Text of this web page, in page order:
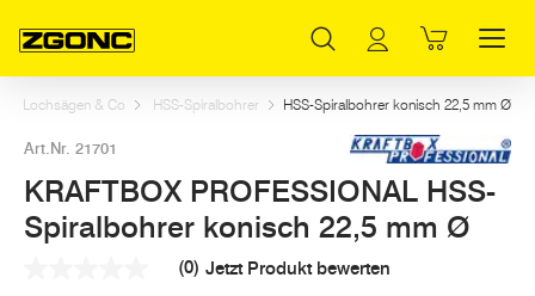
Lochsägen & Co HSS-Spiralbohrer HSS-Spiralbohrer konisch 22,5 mm Ø
Art.Nr. 21701
KRAFTBOX PROFESSIONAL HSS-
Spiralbohrer konisch 22,5 mm Ø
(0) Jetzt Produkt bewerten